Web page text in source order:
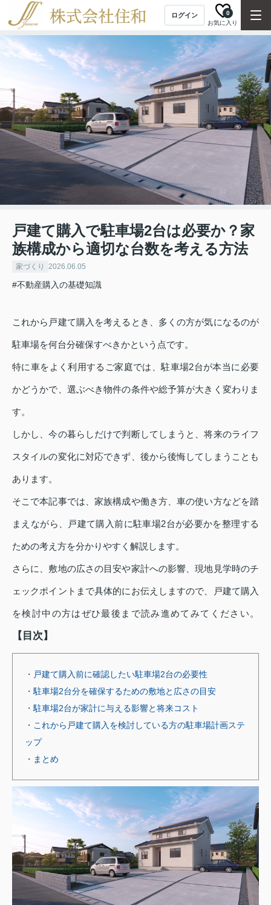
ログイン
お気に入り
0
戸建て購入で駐車場2台は必要か？家
族構成から適切な台数を考える方法
家づくり 2026.06.05
#不動産購入の基礎知識
これから戸建て購入を考えるとき、多くの方が気になるのが
駐車場を何台分確保すべきかという点です。
特に車をよく利用するご家庭では、駐車場2台が本当に必要
かどうかで、選ぶべき物件の条件や総予算が大きく変わりま
す。
しかし、今の暮らしだけで判断してしまうと、将来のライフ
スタイルの変化に対応できず、後から後悔してしまうことも
あります。
そこで本記事では、家族構成や働き方、車の使い方などを踏
まえながら、戸建て購入前に駐車場2台が必要かを整理する
ための考え方を分かりやすく解説します。
さらに、敷地の広さの目安や家計への影響、現地見学時のチ
ェックポイントまで具体的にお伝えしますので、戸建て購入
を検討中の方はぜひ最後まで読み進めてみてください。
【目次】
・戸建て購入前に確認したい駐車場2台の必要性
・駐車場2台分を確保するための敷地と広さの目安
・駐車場2台が家計に与える影響と将来コスト
・これから戸建て購入を検討している方の駐車場計画ステ
ップ
・まとめ